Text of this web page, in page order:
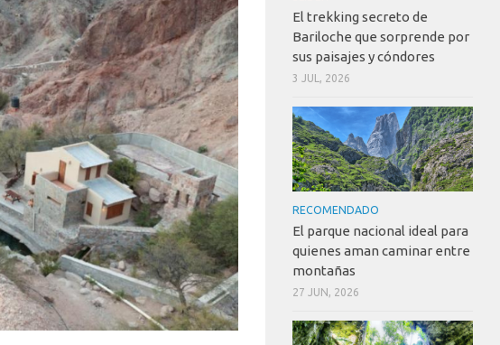
El trekking secreto de
Bariloche que sorprende por
sus paisajes y cóndores
3 JUL, 2026
RECOMENDADO
El parque nacional ideal para
quienes aman caminar entre
montañas
27 JUN, 2026